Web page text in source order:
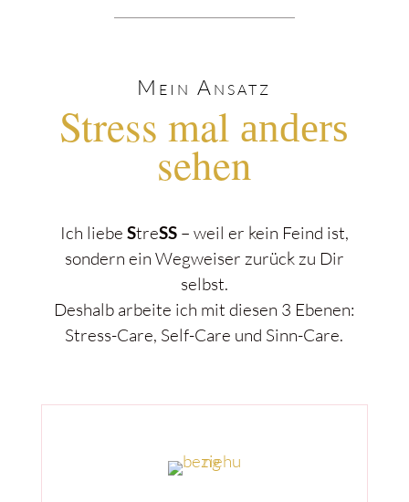
Mein Ansatz
Stress mal anders
sehen
Ich liebe StreSS– weil er kein Feind ist,
sondern ein Wegweiser zurück zu Dir
selbst.
Deshalb arbeite ich mit diesen 3 Ebenen:
Stress-Care, Self-Care und Sinn-Care.